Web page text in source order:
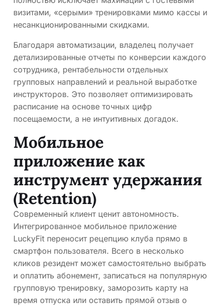
визитами, «серыми» тренировками мимо кассы и
несанкционированными скидками.
Благодаря автоматизации, владелец получает
детализированные отчеты по конверсии каждого
сотрудника, рентабельности отдельных
групповых направлений и реальной выработке
инструкторов. Это позволяет оптимизировать
расписание на основе точных цифр
посещаемости, а не интуитивных догадок.
Мобильное
приложение как
инструмент удержания
(Retention)
Современный клиент ценит автономность.
Интегрированное мобильное приложение
LuckyFit переносит рецепцию клуба прямо в
смартфон пользователя. Всего в несколько
кликов резидент может самостоятельно выбрать
и оплатить абонемент, записаться на популярную
групповую тренировку, заморозить карту на
время отпуска или оставить прямой отзыв о